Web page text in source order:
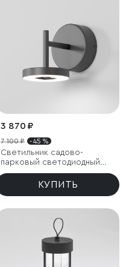
3 870 ₽
7 100 ₽ - 45 %
Светильник садово-
парковый светодиодный
Verano черный
КУПИТЬ